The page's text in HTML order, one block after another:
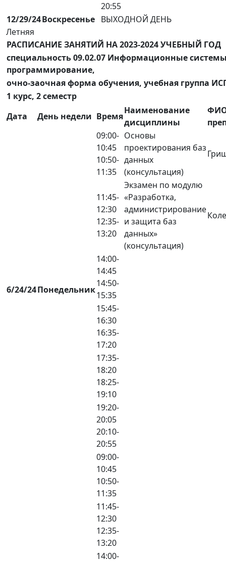
20:55
12/29/24Воскресенье ВЫХОДНОЙ ДЕНЬ
Летняя
РАСПИСАНИЕ ЗАНЯТИЙ НА 2023-2024 УЧЕБНЫЙ ГОД
специальность 09.02.07 Информационные
программирование,
очно-заочная форма обучения, учебная группа
1 курс, 2 семестр
Дата
День недели Время
Наименование
дисциплины
6/24/24Понедельник
09:00-
10:45
10:50-
11:35
Основы
проектирования баз
данных
(консультация)
11:45-
12:30
12:35-
13:20
Экзамен по модулю
«Разработка,
администрирование
и защита баз
данных»
(консультация)
14:00-
14:45
14:50-
15:35
15:45-
16:30
16:35-
17:20
17:35-
18:20
18:25-
19:10
19:20-
20:05
20:10-
20:55
09:00-
10:45
10:50-
11:35
11:45-
12:30
12:35-
13:20
14:00-